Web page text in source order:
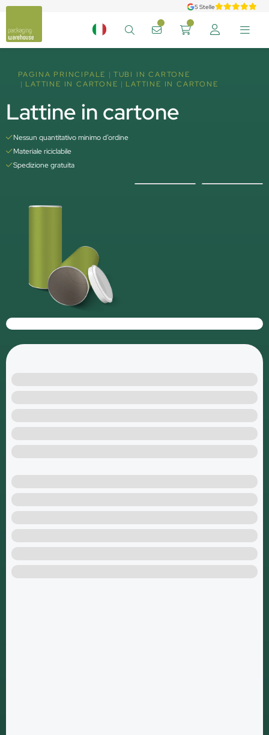
5 Stelle
PAGINA PRINCIPALE
TUBI IN CARTONE
LATTINE IN CARTONE
LATTINE IN CARTONE
Lattine in cartone
Nessun quantitativo minimo d’ordine
Materiale riciclabile
Spedizione gratuita